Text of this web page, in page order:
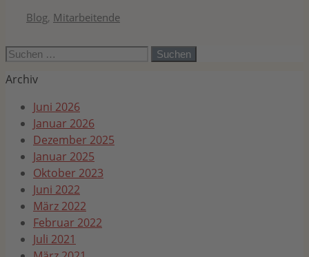
Kategorien
Blog, Mitarbeitende
Suchen
Archiv
Juni 2026
Januar 2026
Dezember 2025
Januar 2025
Oktober 2023
Juni 2022
März 2022
Februar 2022
Juli 2021